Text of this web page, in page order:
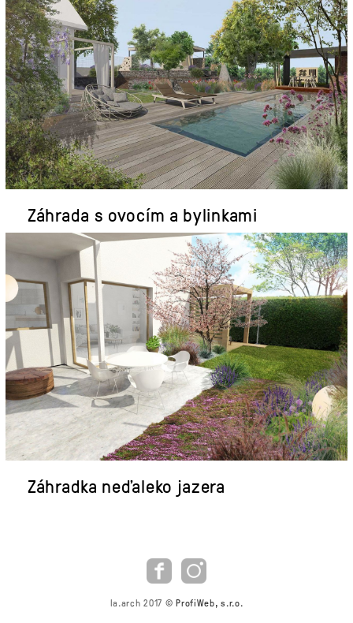
Záhrada s ovocím a bylinkami
Záhradka neďaleko jazera
la.arch 2017 ©ProfiWeb, s.r.o.